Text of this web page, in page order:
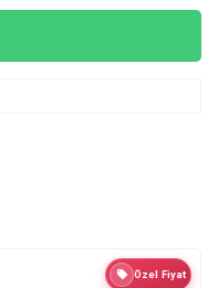
Özel Fiyat